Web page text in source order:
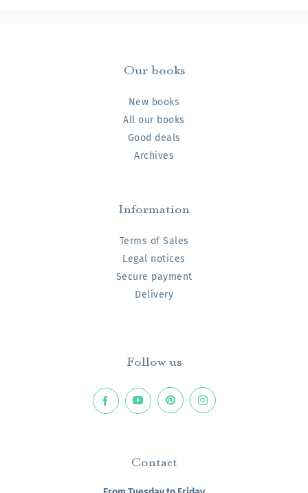
Our books
New books
All our books
Good deals
Archives
Information
Terms of Sales
Legal notices
Secure payment
Delivery
Follow us
Contact